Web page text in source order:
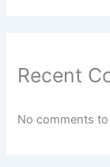
Recent
No comments